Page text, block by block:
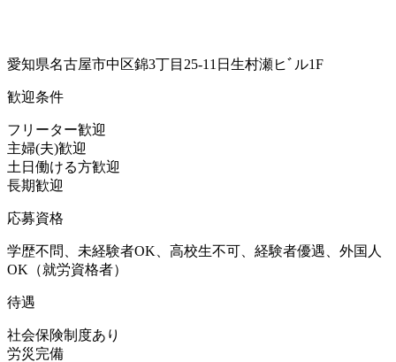
愛知県名古屋市中区錦3丁目25-11日生村瀬ヒﾞル1F
歓迎条件
フリーター歓迎
主婦(夫)歓迎
土日働ける方歓迎
長期歓迎
応募資格
学歴不問、未経験者OK、高校生不可、経験者優遇、外国人
OK（就労資格者）
待遇
社会保険制度あり
労災完備